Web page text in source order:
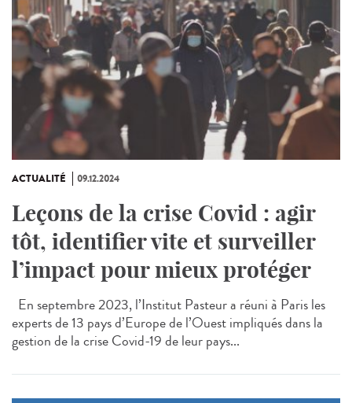
ACTUALITÉ 09.12.2024
Leçons de la crise Covid : agir
tôt, identifier vite et surveiller
l’impact pour mieux protéger
En septembre 2023, l’Institut Pasteur a réuni à Paris les
experts de 13 pays d’Europe de l’Ouest impliqués dans la
gestion de la crise Covid-19 de leur pays...